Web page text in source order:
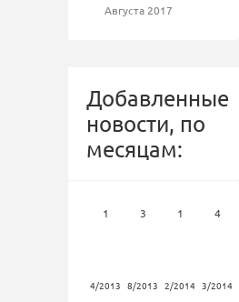
Августа 2017
Добавленные
новости, по
месяцам:
1
4/2013
3
8/2013
1
2/2014
4
3/2014